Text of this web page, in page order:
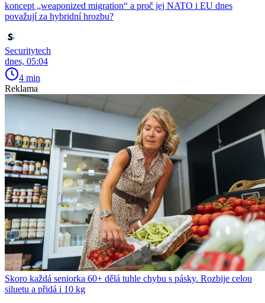
koncept „weaponized migration“ a proč jej NATO i EU dnes
považují za hybridní hrozbu?
Securitytech
dnes, 05:04
4 min
Reklama
Skoro každá seniorka 60+ dělá tuhle chybu s pásky. Rozbije celou
siluetu a přidá i 10 kg